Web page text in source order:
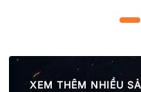
XEM THÊM NHIỀU